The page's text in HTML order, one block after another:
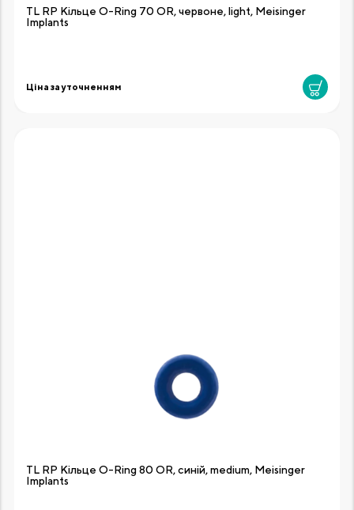
TL RP Кільце O-Ring 70 OR, червоне, light, Meisinger
Implants
Ціна за уточненням
TL RP Кільце O-Ring 80 OR, синій, medium, Meisinger
Implants